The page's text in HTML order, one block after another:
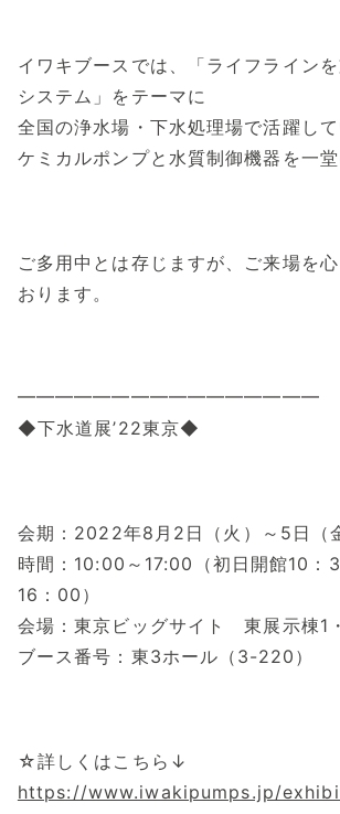
イワキブースでは、「ライフライン
システム」をテーマに
全国の浄水場・下水処理場で活躍して
ケミカルポンプと水質制御機器を一堂
ご多用中とは存じますが、ご来場を
おります。
━━━━━━━━━━━━━━━━
◆下水道展’22東京◆
会期：2022年8月2日（火）～5日（
時間：10:00～17:00（初日開館10
16：00）
会場：東京ビッグサイト 東展示棟1
ブース番号：東3ホール（3-220）
☆詳しくはこちら↓
https://www.iwakipumps.jp/